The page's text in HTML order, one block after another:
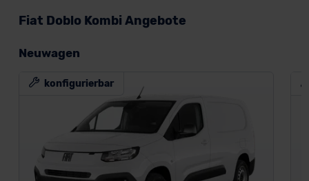
Fiat Doblo Kombi Angebote
Neuwagen
konfigurierbar